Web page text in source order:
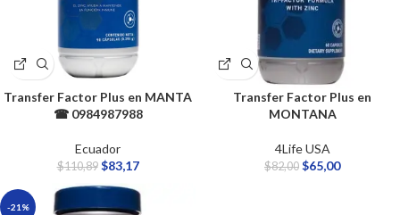
Transfer Factor Plus en MANTA
☎ 0984987988
Ecuador
$110,89 $83,17
Transfer Factor Plus en
MONTANA
4Life USA
$82,00 $65,00
-21%